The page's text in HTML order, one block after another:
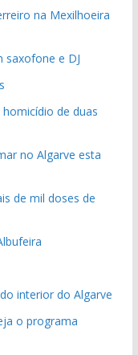
na Mexilhoeira
saxofone e DJ
de duas
no Algarve esta
de mil doses de
interior do Algarve
o programa